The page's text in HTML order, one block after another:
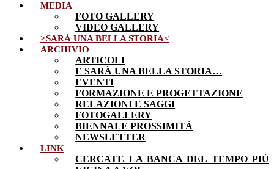
MEDIA
FOTO GALLERY
VIDEO GALLERY
>SARÀ UNA BELLA STORIA<
ARCHIVIO
ARTICOLI
E SARÀ UNA BELLA STORIA…
EVENTI
FORMAZIONE E PROGETTAZIONE
RELAZIONI E SAGGI
FOTOGALLERY
BIENNALE PROSSIMITÀ
NEWSLETTER
LINK
CERCATE LA BANCA DEL TEMPO PIÙ